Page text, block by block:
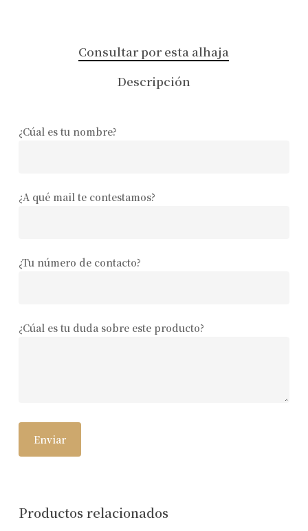
Consultar por esta alhaja
Descripción
¿Cúal es tu nombre?
¿A qué mail te contestamos?
¿Tu número de contacto?
¿Cúal es tu duda sobre este producto?
Productos relacionados